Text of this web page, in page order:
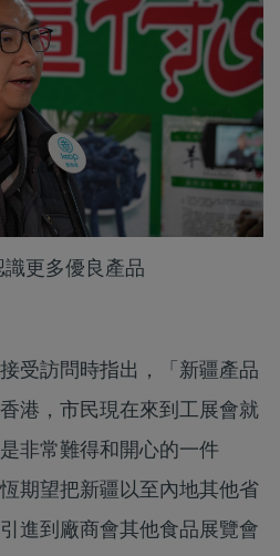
更多優良產品
受訪問時指出，「新疆產品
港，市民現在來到工展會就
非常難得和開心的一件
期望把新疆以至內地其他省
進到廠商會其他食品展覽會